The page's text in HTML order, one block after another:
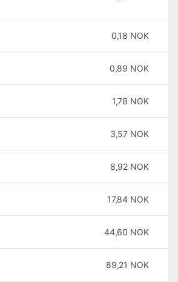
0,18 NOK
0,89 NOK
1,78 NOK
3,57 NOK
8,92 NOK
17,84 NOK
44,60 NOK
89,21 NOK